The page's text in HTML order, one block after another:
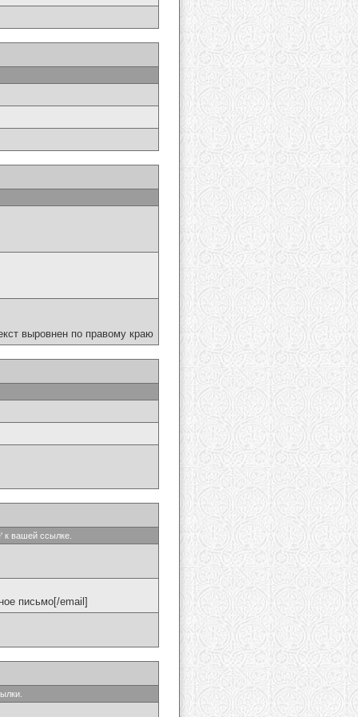
выровнен по правому краю
к вашей ссылке.
письмо[/email]